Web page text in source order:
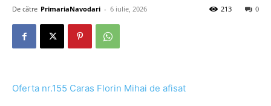
De către PrimariaNavodari - 6 iulie, 2026 0
213
Oferta nr.155 Caras Florin Mihai de afisat